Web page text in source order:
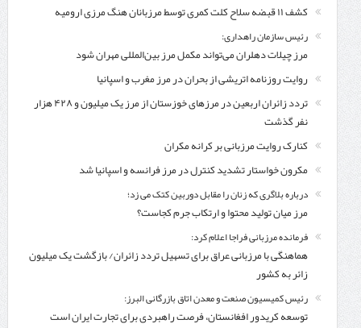
کشف ۱۱ قبضه سلاح کلت کمری توسط مرزبانان هنگ مرزی ارومیه
رئیس سازمان راهداری:
مرز چیلات دهلران می‌تواند مکمل مرز بین‌المللی مهران شود
روایت روزنامه اتریشی از بحران در مرز مغرب و اسپانیا
تردد زائران اربعین در مرزهای خوزستان از مرز یک میلیون و ۴۲۸ هزار
نفر گذشت
کنارک روایت مرزبانی بر کرانه مکران
مکرون خواستار تشدید کنترل‌ در مرز فرانسه و اسپانیا شد
درباره بلاگری که زنان را مقابل دوربین کتک می زد؛
مرز میان تولید محتوا و ارتکاب جرم کجاست؟
فرمانده مرزبانی فراجا اعلام کرد:
هماهنگی با مرزبانی عراق برای تسهیل تردد زائران/ بازگشت یک میلیون
زائر به کشور
رئیس کمیسیون صنعت و معدن اتاق بازرگانی البرز:
توسعه کریدور افغانستان، فرصت راهبردی برای تجارت ایران است